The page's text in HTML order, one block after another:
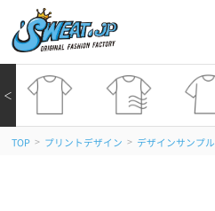
＜
TOP > プリントデザイン > デザインサンプル